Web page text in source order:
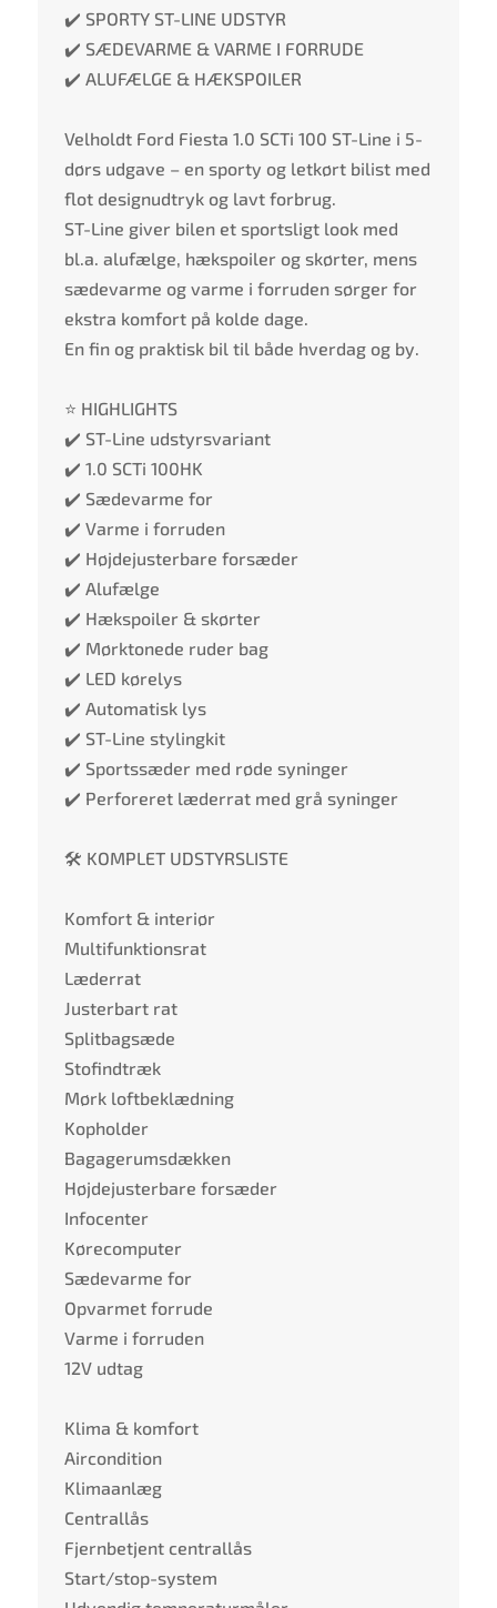
✔️ SPORTY ST-LINE UDSTYR
✔️ SÆDEVARME & VARME I FORRUDE
✔️ ALUFÆLGE & HÆKSPOILER
Velholdt Ford Fiesta 1.0 SCTi 100 ST-Line i 5-
dørs udgave – en sporty og letkørt bilist med
flot designudtryk og lavt forbrug.
ST-Line giver bilen et sportsligt look med
bl.a. alufælge, hækspoiler og skørter, mens
sædevarme og varme i forruden sørger for
ekstra komfort på kolde dage.
En fin og praktisk bil til både hverdag og by.
⭐ HIGHLIGHTS
✔️ ST-Line udstyrsvariant
✔️ 1.0 SCTi 100HK
✔️ Sædevarme for
✔️ Varme i forruden
✔️ Højdejusterbare forsæder
✔️ Alufælge
✔️ Hækspoiler & skørter
✔️ Mørktonede ruder bag
✔️ LED kørelys
✔️ Automatisk lys
✔️ ST-Line stylingkit
✔️ Sportssæder med røde syninger
✔️ Perforeret læderrat med grå syninger
🛠️ KOMPLET UDSTYRSLISTE
Komfort & interiør
Multifunktionsrat
Læderrat
Justerbart rat
Splitbagsæde
Stofindtræk
Mørk loftbeklædning
Kopholder
Bagagerumsdækken
Højdejusterbare forsæder
Infocenter
Kørecomputer
Sædevarme for
Opvarmet forrude
Varme i forruden
12V udtag
Klima & komfort
Aircondition
Klimaanlæg
Centrallås
Fjernbetjent centrallås
Start/stop-system